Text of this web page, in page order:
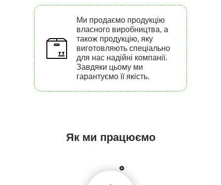
Ми продаємо продукцію
власного виробництва, а
також продукцію, яку
виготовляють спеціально
для нас надійні компанії.
Завдяки цьому ми
гарантуємо її якість.
Як ми працюємо